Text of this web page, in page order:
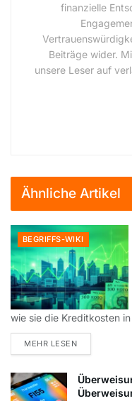
finanzielle
Beiträge wider.
unsere Leser auf
Ähnliche Artikel
BEGRIFFS-WIKI
wie sie die Kreditkosten
MEHR LESENDETAILS